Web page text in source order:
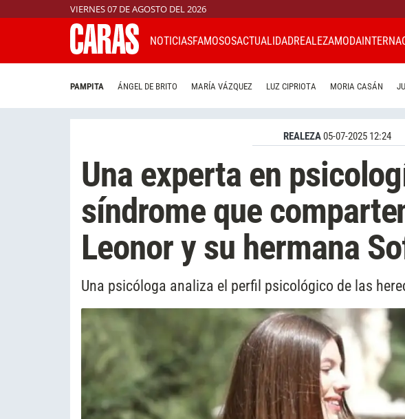
VIERNES 07 DE AGOSTO DEL 2026
NOTICIASFAMOSOSACTUALIDADREALEZAMODA
PAMPITA ÁNGEL DE BRITO MARÍA VÁZQUEZ LUZ CIPRIOTA MORIA CASÁN
REALEZA05-07-2025 12:24
Una experta en
síndrome que
Leonor y su hermana
Una psicóloga analiza el perfil psicológico de las